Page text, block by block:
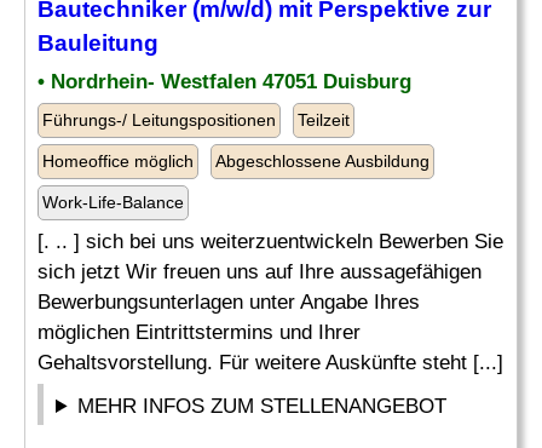
Bautechniker (m/w/d) mit Perspektive zur
Bauleitung
• Nordrhein- Westfalen 47051 Duisburg
Führungs-/ Leitungspositionen Teilzeit
Homeoffice möglich Abgeschlossene Ausbildung
Work-Life-Balance
[. .. ] sich bei uns weiterzuentwickeln Bewerben Sie
sich jetzt Wir freuen uns auf Ihre aussagefähigen
Bewerbungsunterlagen unter Angabe Ihres
möglichen Eintrittstermins und Ihrer
Gehaltsvorstellung. Für weitere Auskünfte steht [...]
MEHR INFOS ZUM STELLENANGEBOT